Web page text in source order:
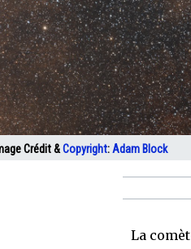
Crédit &Copyright:Adam Block
La